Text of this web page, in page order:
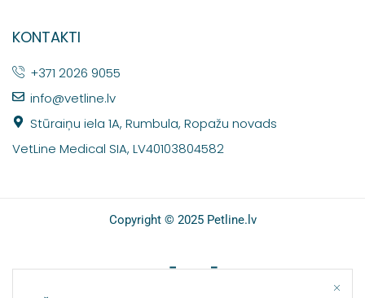
KONTAKTI
+371 2026 9055
info@vetline.lv
Stūraiņu iela 1A, Rumbula, Ropažu novads
VetLine Medical SIA, LV40103804582
Copyright © 2025 Petline.lv
SOCIĀLIE TĪKLI